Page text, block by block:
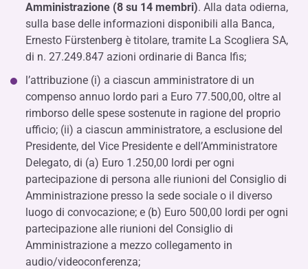
Amministrazione (8 su 14 membri). Alla data odierna,
sulla base delle informazioni disponibili alla Banca,
Ernesto Fürstenberg è titolare, tramite La Scogliera SA,
di n. 27.249.847 azioni ordinarie di Banca Ifis;
l’attribuzione (i) a ciascun amministratore di un
compenso annuo lordo pari a Euro 77.500,00, oltre al
rimborso delle spese sostenute in ragione del proprio
ufficio; (ii) a ciascun amministratore, a esclusione del
Presidente, del Vice Presidente e dell’Amministratore
Delegato, di (a) Euro 1.250,00 lordi per ogni
partecipazione di persona alle riunioni del Consiglio di
Amministrazione presso la sede sociale o il diverso
luogo di convocazione; e (b) Euro 500,00 lordi per ogni
partecipazione alle riunioni del Consiglio di
Amministrazione a mezzo collegamento in
audio/videoconferenza;